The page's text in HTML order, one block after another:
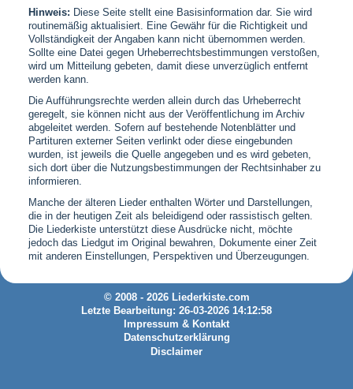
Hinweis: Diese Seite stellt eine Basisinformation dar. Sie wird
routinemäßig aktualisiert. Eine Gewähr für die Richtigkeit und
Vollständigkeit der Angaben kann nicht übernommen werden.
Sollte eine Datei gegen Urheberrechtsbestimmungen verstoßen,
wird um Mitteilung gebeten, damit diese unverzüglich entfernt
werden kann.
Die Aufführungsrechte werden allein durch das Urheberrecht
geregelt, sie können nicht aus der Veröffentlichung im Archiv
abgeleitet werden. Sofern auf bestehende Notenblätter und
Partituren externer Seiten verlinkt oder diese eingebunden
wurden, ist jeweils die Quelle angegeben und es wird gebeten,
sich dort über die Nutzungsbestimmungen der Rechtsinhaber zu
informieren.
Manche der älteren Lieder enthalten Wörter und Darstellungen,
die in der heutigen Zeit als beleidigend oder rassistisch gelten.
Die Liederkiste unterstützt diese Ausdrücke nicht, möchte
jedoch das Liedgut im Original bewahren, Dokumente einer Zeit
mit anderen Einstellungen, Perspektiven und Überzeugungen.
© 2008 - 2026 Liederkiste.com
Letzte Bearbeitung: 26-03-2026 14:12:58
Impressum & Kontakt
Datenschutzerklärung
Disclaimer